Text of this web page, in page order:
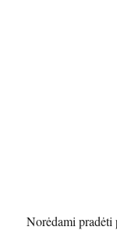
Norėdami pradėti